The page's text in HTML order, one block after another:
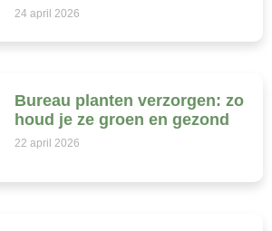
24 april 2026
Bureau planten verzorgen: zo
houd je ze groen en gezond
22 april 2026